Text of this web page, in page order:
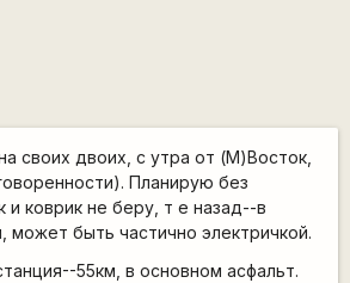
своих двоих, с утра от (М)Восток,
Планирую без
и коврик не беру, т е назад--в
может быть частично электричкой.
55км, в основном асфальт.